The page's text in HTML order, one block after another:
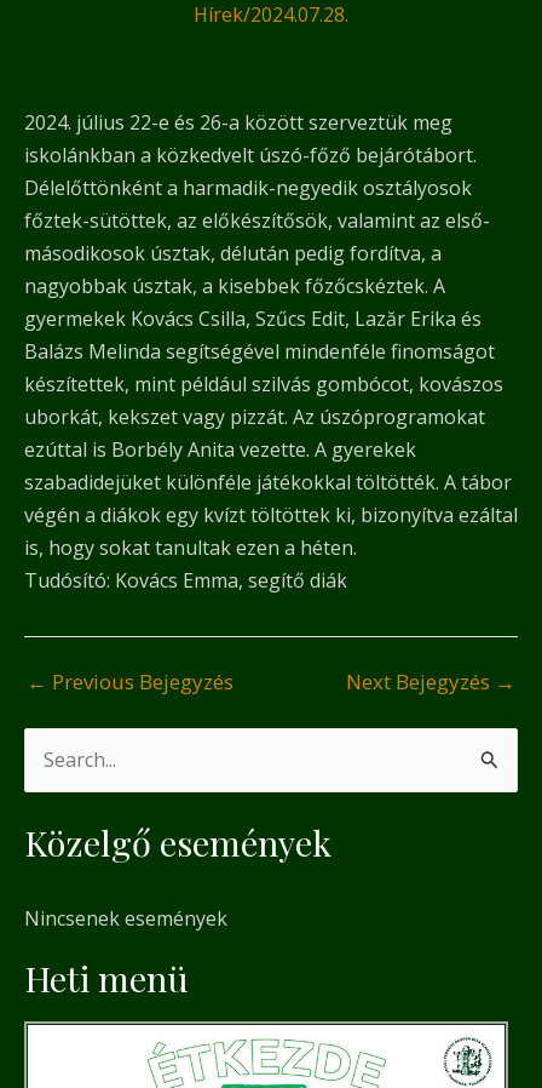
Hírek/2024.07.28.
2024. július 22-e és 26-a között szerveztük meg
iskolánkban a közkedvelt úszó-főző bejárótábort.
Délelőttönként a harmadik-negyedik osztályosok
főztek-sütöttek, az előkészítősök, valamint az első-
másodikosok úsztak, délután pedig fordítva, a
nagyobbak úsztak, a kisebbek főzőcskéztek. A
gyermekek Kovács Csilla, Szűcs Edit, Lazăr Erika és
Balázs Melinda segítségével mindenféle finomságot
készítettek, mint például szilvás gombócot, kovászos
uborkát, kekszet vagy pizzát. Az úszóprogramokat
ezúttal is Borbély Anita vezette. A gyerekek
szabadidejüket különféle játékokkal töltötték. A tábor
végén a diákok egy kvízt töltöttek ki, bizonyítva ezáltal
is, hogy sokat tanultak ezen a héten.
Tudósító: Kovács Emma, segítő diák
← Previous Bejegyzés Next Bejegyzés →
a
c
f
Közelgő események
Nincsenek események
Heti menü